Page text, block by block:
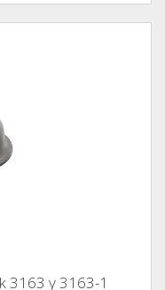
3163 y 3163-1